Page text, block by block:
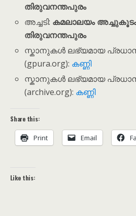
തിരുവനന്തപുരം
അച്ചടി: കമലാലയം
തിരുവനന്തപുരം
സ്കാനുകൾ ലഭ്യമായ
(gpura.org): കണ്ണി
സ്കാനുകൾ ലഭ്യമായ
(archive.org): കണ്ണി
Share this:
Print Email
Like this: